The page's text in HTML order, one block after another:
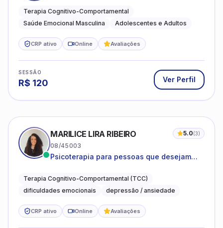
emocional
Terapia Cognitivo-Comportamental
Saúde Emocional Masculina
Adolescentes e Adultos
CRP ativo Online Avaliações
SESSÃO
R$ 120 Ver Perfil
MARILICE LIRA RIBEIRO 5.0(3)
08/45003
Psicoterapia para pessoas que desejam
dificuldades do dia a dia
Terapia Cognitivo-Comportamental (TCC)
dificuldades emocionais
depressão / ansiedade
CRP ativo Online Avaliações